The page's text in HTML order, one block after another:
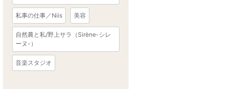
私事の仕事／Niis 美容
自然農と私/野上サラ（Sirène-シレ
ーヌ-）
音楽スタジオ